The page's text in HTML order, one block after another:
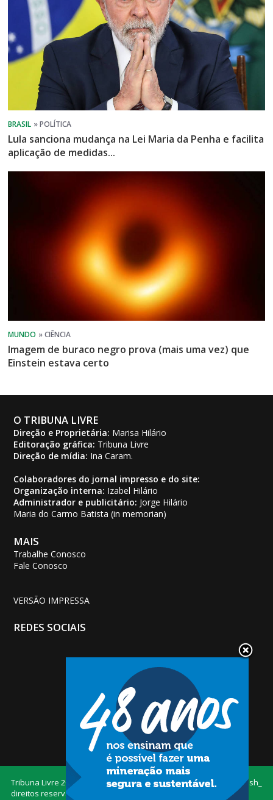
Lula sanciona mudança na Lei Maria da Penha e facilita
aplicação de medidas...
Imagem de buraco negro prova (mais uma vez) que
Einstein estava certo
O TRIBUNA LIVRE
Direção e Proprietária: Marisa Hilário
Editoração gráfica: Tribuna Livre
Direção de mídia: Ina Caram.
Colaboradores do jornal impresso e do site:
Organização interna: Izabel Hilário
Administrador e publicitário: Jorge Hilário
Maria do Carmo Batista (in memorian)
MAIS
Trabalhe Conosco
Fale Conosco
VERSÃO IMPRESSA
REDES SOCIAIS
Tribuna Livre 2026 — Todos os
direitos reservados.
Desenvolvido por Dash_